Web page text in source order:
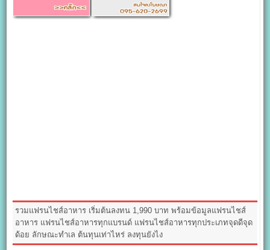
รวมแฟรนไชส์อาหาร เริ่มต้นลงทน 1,990 บาท พร้อมข้อมูลแฟรนไชส์
อาหาร แฟรนไชส์อาหารทุกแบรนด์ แฟรนไชส์อาหารทุกประเภทจุดดีจุด
ด้อย ลักษณะทำเล ต้นทุนเท่าไหร่ ลงทุนยังไง